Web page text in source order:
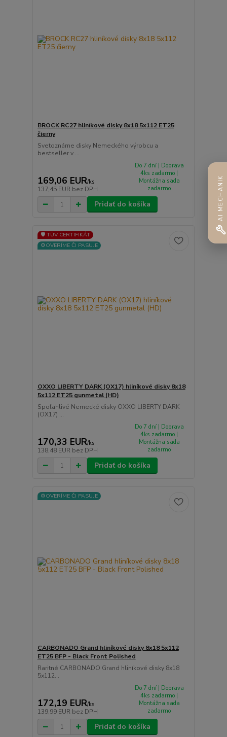
BROCK RC27 hliníkové disky 8x18 5x112 ET25
čierny
Svetoznáme disky Nemeckého výrobcu a
bestseller v ...
169,06 EUR/ks
137,45 EUR bez DPH
Do 7 dní | Doprava
4ks zadarmo |
Montážna sada
zadarmo
Pridať do košíka
🛡️ TÜV CERTIFIKÁT
⚙️OVERÍME ČI PASUJE
OXXO LIBERTY DARK (OX17) hliníkové disky 8x18
5x112 ET25 gunmetal (HD)
Spoľahlivé Nemecké disky OXXO LIBERTY DARK
(OX17) ...
170,33 EUR/ks
138,48 EUR bez DPH
Do 7 dní | Doprava
4ks zadarmo |
Montážna sada
zadarmo
Pridať do košíka
⚙️OVERÍME ČI PASUJE
CARBONADO Grand hliníkové disky 8x18 5x112
ET25 BFP - Black Front Polished
Raritné CARBONADO Grand hliníkové disky 8x18
5x112...
172,19 EUR/ks
139,99 EUR bez DPH
Do 7 dní | Doprava
4ks zadarmo |
Montážna sada
zadarmo
Pridať do košíka
AI MECHANIK